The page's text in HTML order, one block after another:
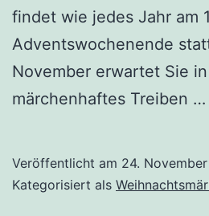
findet wie jedes Jahr am
Adventswochenende
November erwartet Sie
märchenhaftes Treiben …
Veröffentlicht am 24.
Kategorisiert als